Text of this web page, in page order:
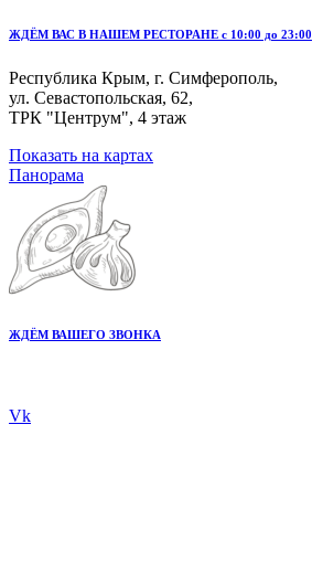
ЖДЁМ ВАС В НАШЕМ РЕСТОРАНЕ с 10:00 до 23:00
Республика Крым, г. Симферополь,
ул. Севастопольская, 62,
ТРК "Центрум", 4 этаж
Показать на картах
Панорама
ЖДЁМ ВАШЕГО ЗВОНКА
Vk